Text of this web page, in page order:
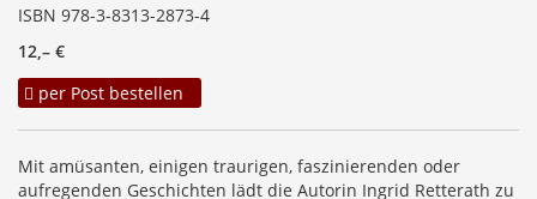
ISBN 978-3-8313-2873-4
12,– €
per Post bestellen
Mit amüsanten, einigen traurigen, faszinierenden oder
aufregenden Geschichten lädt die Autorin Ingrid Retterath zu